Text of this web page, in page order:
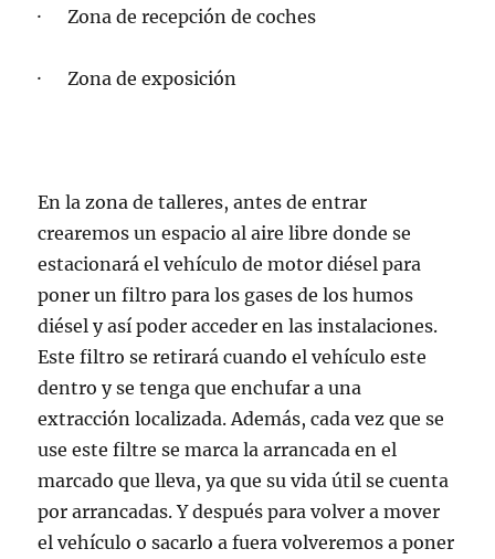
· Zona de recepción de coches
· Zona de exposición
En la zona de talleres, antes de entrar
crearemos un espacio al aire libre donde se
estacionará el vehículo de motor diésel para
poner un filtro para los gases de los humos
diésel y así poder acceder en las instalaciones.
Este filtro se retirará cuando el vehículo este
dentro y se tenga que enchufar a una
extracción localizada. Además, cada vez que se
use este filtre se marca la arrancada en el
marcado que lleva, ya que su vida útil se cuenta
por arrancadas. Y después para volver a mover
el vehículo o sacarlo a fuera volveremos a poner